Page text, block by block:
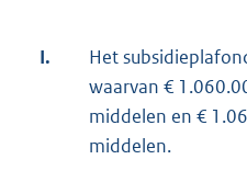
I.
Het
waarvan €
middelen en €
middelen.